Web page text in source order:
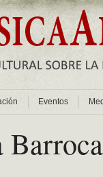
Eventos